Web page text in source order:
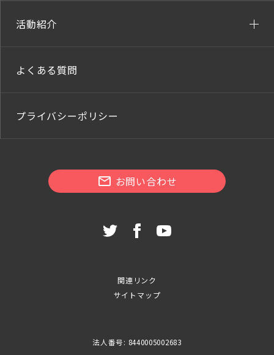
活動紹介
よくある質問
プライバシーポリシー
お問い合わせ
関連リンク
サイトマップ
法人番号: 8440005002683